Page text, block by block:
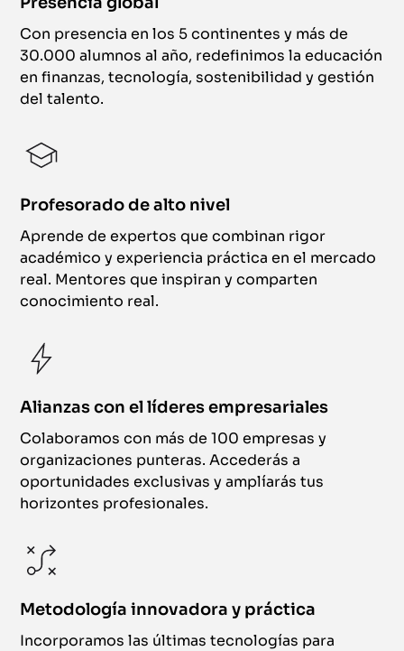
Con presencia en los 5 continentes y más de
30.000 alumnos al año, redefinimos la educación
en finanzas, tecnología, sostenibilidad y gestión
del talento.
Profesorado de alto nivel
Aprende de expertos que combinan rigor
académico y experiencia práctica en el mercado
real. Mentores que inspiran y comparten
conocimiento real.
Alianzas con el líderes empresariales
Colaboramos con más de 100 empresas y
organizaciones punteras. Accederás a
oportunidades exclusivas y amplíarás tus
horizontes profesionales.
Metodología innovadora y práctica
Incorporamos las últimas tecnologías para